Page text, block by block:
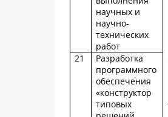
научных и
научно-
технических
работ
21
Разработка
программного
обеспечения
«конструктор
типовых